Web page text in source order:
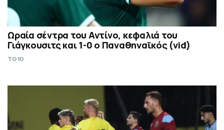
Ωραία σέντρα του Αντίνο, κεφαλιά του
Γιάγκουσιτς και 1-0 ο Παναθηναϊκός (vid)
TO10